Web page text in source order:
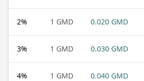
2% 1 GMD 0.020 GMD
3% 1 GMD 0.030 GMD
4% 1 GMD 0.040 GMD